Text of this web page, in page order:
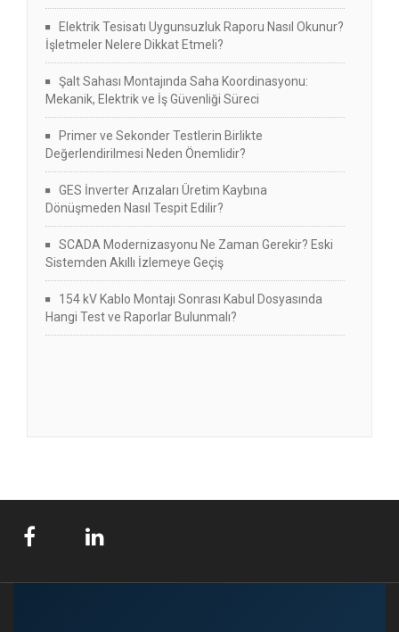
Elektrik Tesisatı Uygunsuzluk Raporu Nasıl Okunur?
İşletmeler Nelere Dikkat Etmeli?
Şalt Sahası Montajında Saha Koordinasyonu:
Mekanik, Elektrik ve İş Güvenliği Süreci
Primer ve Sekonder Testlerin Birlikte
Değerlendirilmesi Neden Önemlidir?
GES İnverter Arızaları Üretim Kaybına
Dönüşmeden Nasıl Tespit Edilir?
SCADA Modernizasyonu Ne Zaman Gerekir? Eski
Sistemden Akıllı İzlemeye Geçiş
154 kV Kablo Montajı Sonrası Kabul Dosyasında
Hangi Test ve Raporlar Bulunmalı?